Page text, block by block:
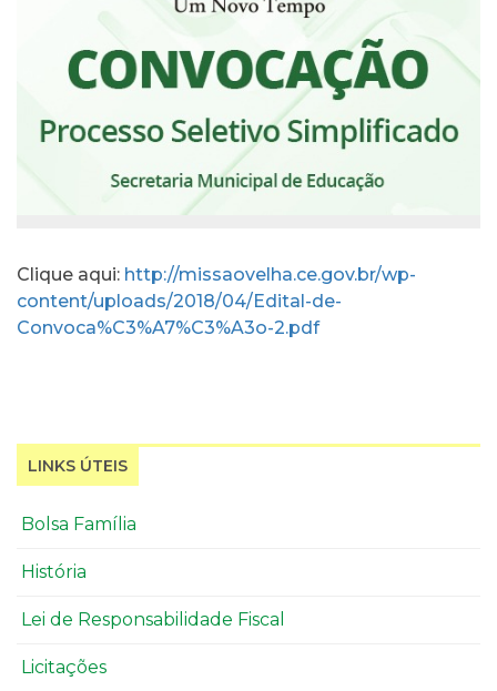
Clique aqui: http://missaovelha.ce.gov.br/wp-
content/uploads/2018/04/Edital-de-
Convoca%C3%A7%C3%A3o-2.pdf
LINKS ÚTEIS
Bolsa Família
História
Lei de Responsabilidade Fiscal
Licitações